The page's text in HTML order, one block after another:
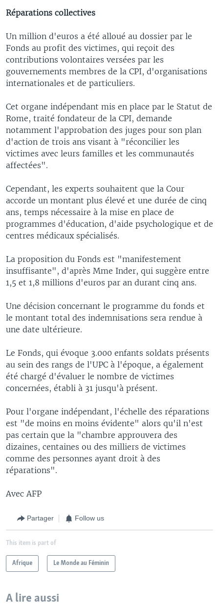
Réparations collectives
Un million d'euros a été alloué au dossier par le
Fonds au profit des victimes, qui reçoit des
contributions volontaires versées par les
gouvernements membres de la CPI, d'organisations
internationales et de particuliers.
Cet organe indépendant mis en place par le Statut de
Rome, traité fondateur de la CPI, demande
notamment l'approbation des juges pour son plan
d'action de trois ans visant à "réconcilier les
victimes avec leurs familles et les communautés
affectées".
Cependant, les experts souhaitent que la Cour
accorde un montant plus élevé et une durée de cinq
ans, temps nécessaire à la mise en place de
programmes d'éducation, d'aide psychologique et de
centres médicaux spécialisés.
La proposition du Fonds est "manifestement
insuffisante", d'après Mme Inder, qui suggère entre
1,5 et 1,8 millions d'euros par an durant cinq ans.
Une décision concernant le programme du fonds et
le montant total des indemnisations sera rendue à
une date ultérieure.
Le Fonds, qui évoque 3.000 enfants soldats présents
au sein des rangs de l'UPC à l'époque, a également
été chargé d'évaluer le nombre de victimes
concernées, établi à 31 jusqu'à présent.
Pour l'organe indépendant, l'échelle des réparations
est "de moins en moins évidente" alors qu'il n'est
pas certain que la "chambre approuvera des
dizaines, centaines ou des milliers de victimes
comme des personnes ayant droit à des
réparations".
Avec AFP
Partager Follow us
This item is part of
Afrique Le Monde au Féminin
A lire aussi